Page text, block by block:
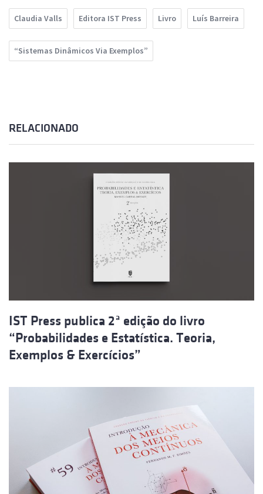
Claudia Valls Editora IST Press Livro Luís Barreira
“Sistemas Dinâmicos Via Exemplos”
RELACIONADO
IST Press publica 2ª edição do livro
“Probabilidades e Estatística. Teoria,
Exemplos & Exercícios”